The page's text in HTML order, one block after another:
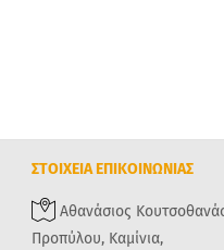
ΣΤΟΙΧΕΙΑ ΕΠΙΚΟΙΝΩΝΙΑΣ
Αθανάσιος
Προπύλου, Καμίνια,